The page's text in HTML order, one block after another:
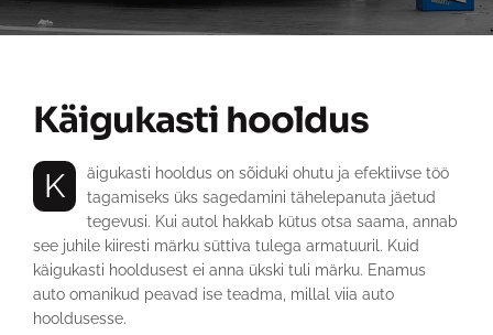
Käigukasti hooldus
Käigukasti hooldus on sõiduki ohutu ja efektiivse töö
tagamiseks üks sagedamini tähelepanuta jäetud
tegevusi. Kui autol hakkab kütus otsa saama, annab
see juhile kiiresti märku süttiva tulega armatuuril. Kuid
käigukasti hooldusest ei anna ükski tuli märku. Enamus
auto omanikud peavad ise teadma, millal viia auto
hooldusesse.